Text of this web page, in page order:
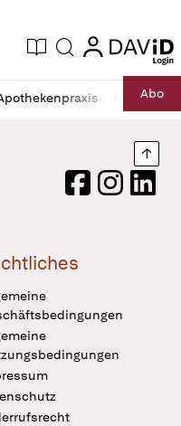
Ausgabe
Suche login
login
RechtAbo
FacebookInstagram